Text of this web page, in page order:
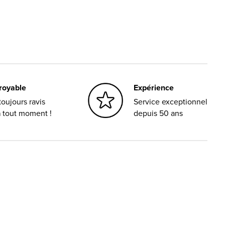
ravis
tout moment !
Expérience
Service exceptionnel
depuis 50 ans